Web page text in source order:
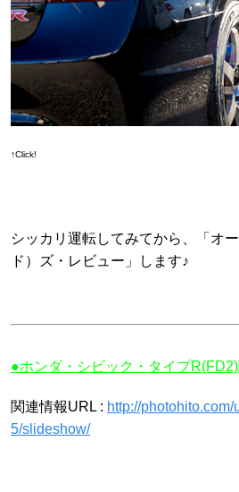
↑Click!
シッカリ運転してみてから、「オ
ド）ズ・レビュー」します♪
●ホンダ・シビック・タイプ
関連情報URL : http://
5/slideshow/